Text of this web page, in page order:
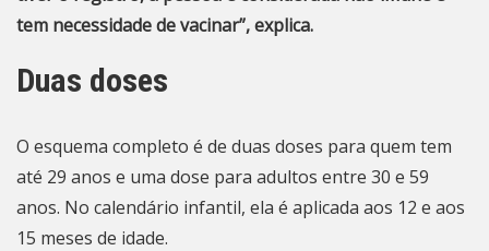
tem necessidade de vacinar”, explica.
Duas doses
O esquema completo é de duas doses para quem tem
até 29 anos e uma dose para adultos entre 30 e 59
anos. No calendário infantil, ela é aplicada aos 12 e aos
15 meses de idade.